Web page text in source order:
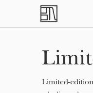
Skip to main content
Limited-